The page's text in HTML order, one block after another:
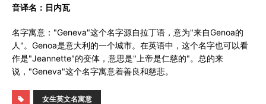
音译名：日内瓦
名字寓意："Geneva"这个名字源自拉丁语，意为"来自Genoa的
人"。Genoa是意大利的一个城市。在英语中，这个名字也可以看
作是"Jeannette"的变体，意思是"上帝是仁慈的"。总的来
说，"Geneva"这个名字寓意着善良和慈悲。
女生英文名寓意